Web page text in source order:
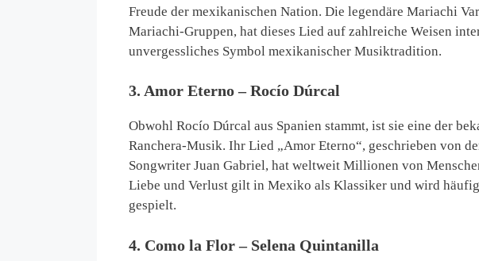
Freude der mexikanischen Nation. Die legendäre Mariachi
Mariachi-Gruppen, hat dieses Lied auf zahlreiche Weisen
unvergessliches Symbol mexikanischer Musiktradition.
3. Amor Eterno – Rocío Dúrcal
Obwohl Rocío Dúrcal aus Spanien stammt, ist sie eine der
Ranchera-Musik. Ihr Lied „Amor Eterno“, geschrieben von
Songwriter Juan Gabriel, hat weltweit Millionen von
Liebe und Verlust gilt in Mexiko als Klassiker und wird
gespielt.
4. Como la Flor – Selena Quintanilla